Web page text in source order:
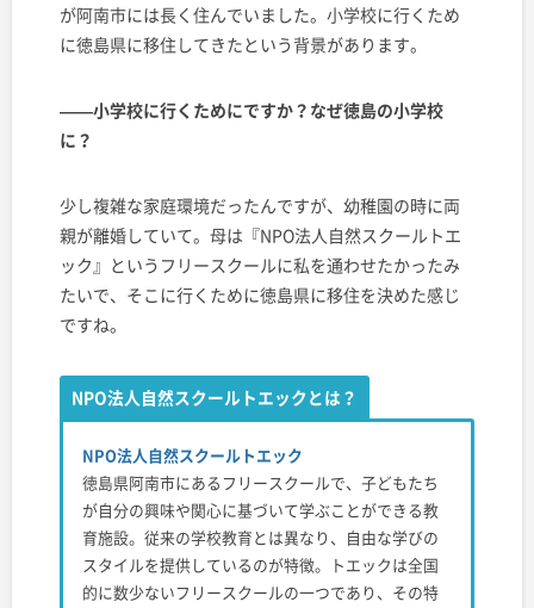
が阿南市には長く住んでいました。小学校に行くため
に徳島県に移住してきたという背景があります。
——小学校に行くためにですか？なぜ徳島の小学校
に？
少し複雑な家庭環境だったんですが、幼稚園の時に両
親が離婚していて。母は『NPO法人自然スクールトエ
ック』というフリースクールに私を通わせたかったみ
たいで、そこに行くために徳島県に移住を決めた感じ
ですね。
NPO法人自然スクールトエックとは？
NPO法人自然スクールトエック
徳島県阿南市にあるフリースクールで、子どもたち
が自分の興味や関心に基づいて学ぶことができる教
育施設。従来の学校教育とは異なり、自由な学びの
スタイルを提供しているのが特徴。トエックは全国
的に数少ないフリースクールの一つであり、その特